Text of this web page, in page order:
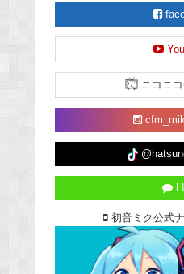
ニコニ
初音ミク公式ナ